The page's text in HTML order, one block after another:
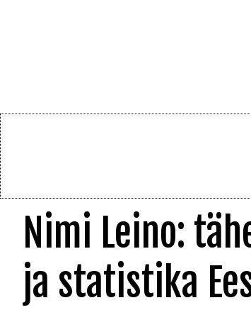
Nimi Leino:
ja statistika